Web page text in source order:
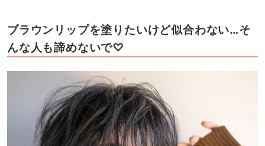
ブラウンリップを塗りたいけど似合わない…そ
んな人も諦めないで♡